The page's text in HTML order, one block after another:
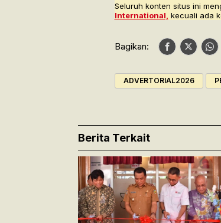
Seluruh konten situs ini
International, kecuali ada
Bagikan:
ADVERTORIAL2026
Berita Terkait